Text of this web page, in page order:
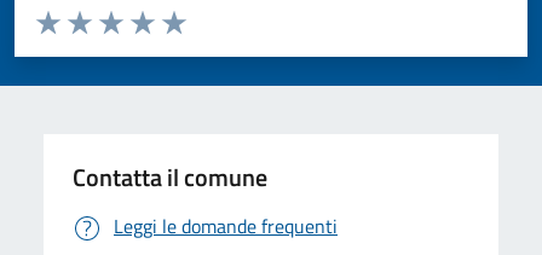
Valuta da 1 a 5 stelle la pagina
Valuta 5 stelle su 5
Valuta 4 stelle su 5
Valuta 3 stelle su 5
Valuta 2 stelle su 5
Valuta 1 stelle su 5
Contatta il comune
Leggi le domande frequenti